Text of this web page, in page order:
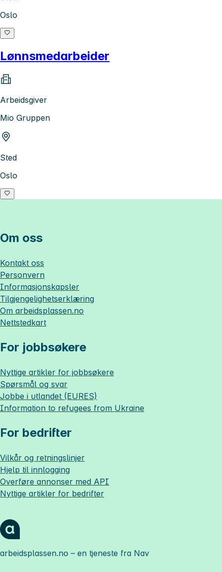
Oslo
Lønnsmedarbeider
Arbeidsgiver
Mio Gruppen
Sted
Oslo
Om oss
Kontakt oss
Personvern
Informasjonskapsler
Tilgjengelighetserklæring
Om arbeidsplassen.no
Nettstedkart
For jobbsøkere
Nyttige artikler for jobbsøkere
Spørsmål og svar
Jobbe i utlandet (EURES)
Information to refugees from Ukraine
For bedrifter
Vilkår og retningslinjer
Hjelp til innlogging
Overføre annonser med API
Nyttige artikler for bedrifter
arbeidsplassen.no – en tjeneste fra Nav